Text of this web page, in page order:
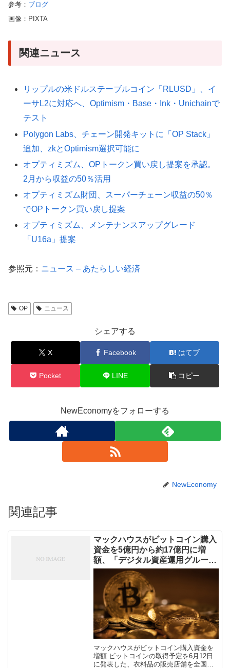
参考： ブログ
画像：PIXTA
関連ニュース
リップルの米ドルステーブルコイン「RLUSD」、イ
ーサL2に対応へ、Optimism・Base・Ink・Unichainで
テスト
Polygon Labs、チェーン開発キットに「OP Stack」
追加、zkとOptimism選択可能に
オプティミズム、OPトークン買い戻し提案を承認。
2月から収益の50％活用
オプティミズム財団、スーパーチェーン収益の50％
でOPトークン買い戻し提案
オプティミズム、メンテナンスアップグレード
「U16a」提案
参照元： ニュース – あたらしい経済
OP ニュース
シェアする
X Facebook はてブ
Pocket LINE コピー
NewEconomyをフォローする
NewEconomy
関連記事
マックハウスがビットコイン購入
資金を5億円から約17億円に増
額、「デジタル資産運用グルー
プ」新設も
マックハウスがビットコイン購入資金を
増額 ビットコインの取得予定を6月12日
に発表した、衣料品の販売店舗を全国に